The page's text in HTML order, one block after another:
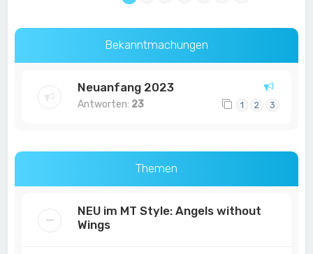
Bekanntmachungen
Neuanfang 2023
Antworten: 23 1 2 3
Themen
NEU im MT Style: Angels without
Wings